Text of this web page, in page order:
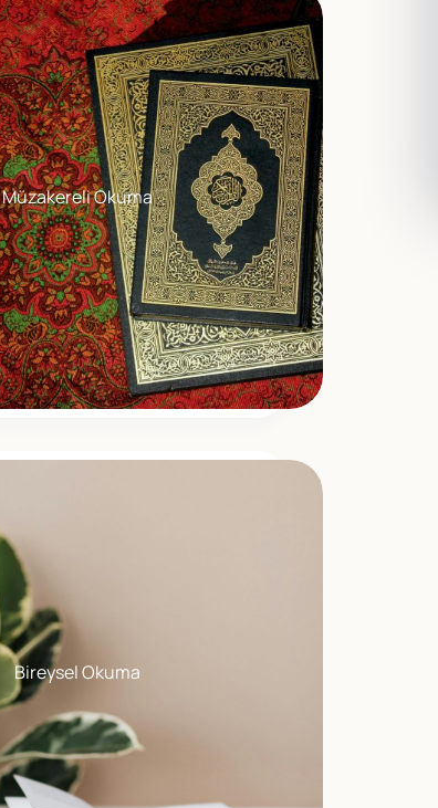
Müzakereli Okuma
Bireysel Okuma